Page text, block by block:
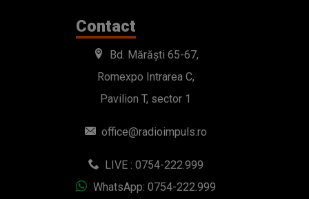
Contact
Bd. Mărăști 65-67,
Romexpo Intrarea C,
Pavilion T, sector 1
office@radioimpuls.ro
LIVE : 0754-222.999
WhatsApp: 0754-222.999